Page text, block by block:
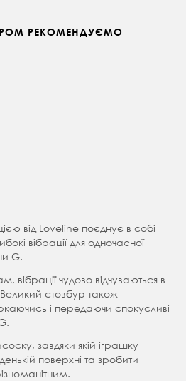
РЕКОМЕНДУЄМО
від Loveline поєднує в собі
вібрації для одночасної
G.
вібрації чудово відчуваються в
стовбур також
і передаючи спокусливі
завдяки якій іграшку
поверхні та зробити